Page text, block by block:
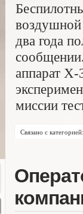
воздушной
два года
аппарат
миссии
Связано с категорией: